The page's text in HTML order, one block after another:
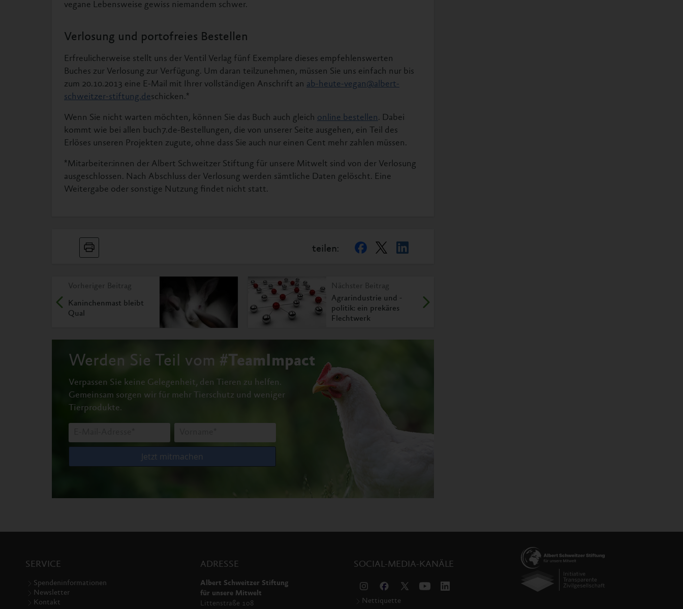
vegane Lebensweise gewiss niemandem schwer.
Verlosung und portofreies Bestellen
Erfreulicherweise stellt uns der Ventil Verlag fünf Exemplare dieses empfehlenswerten
Buches zur Verlosung zur Verfügung. Um daran teilzunehmen, müssen Sie uns einfach nur bis
zum 20.10.2013 eine E-Mail mit Ihrer vollständigen Anschrift an ab-heute-vegan@albert-
schweitzer-stiftung.deschicken.*
Wenn Sie nicht warten möchten, können Sie das Buch auch gleich online bestellen. Dabei
kommt wie bei allen buch7.de-Bestellungen, die von unserer Seite ausgehen, ein Teil des
Erlöses unseren Projekten zugute, ohne dass Sie auch nur einen Cent mehr zahlen müssen.
*Mitarbeiter:innen der Albert Schweitzer Stiftung für unsere Mitwelt sind von der Verlosung
ausgeschlossen. Nach Abschluss der Verlosung werden sämtliche Daten gelöscht. Eine
Weitergabe oder sonstige Nutzung findet nicht statt.
teilen:
Vorheriger Beitrag
Kaninchenmast bleibt
Qual
Nächster Beitrag
Agrarindustrie und -
politik: ein prekäres
Flechtwerk
Werden Sie Teil vom #TeamImpact
Verpassen Sie keine Gelegenheit, den Tieren zu helfen.
Gemeinsam sorgen wir für mehr Tierschutz und weniger
Tierprodukte.
SERVICE
Spendeninformationen
Newsletter
Kontakt
ADRESSE
Albert Schweitzer Stiftung
für unsere Mitwelt
Littenstraße 108
SOCIAL-MEDIA-KANÄLE
Nettiquette